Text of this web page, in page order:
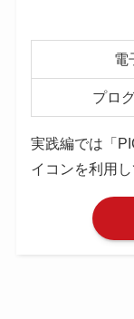
電
プロ
実践編では「
イコンを利用